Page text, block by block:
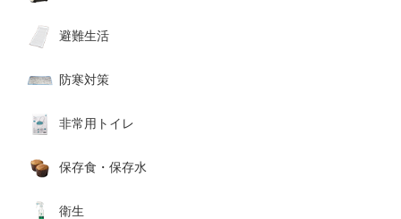
避難生活
防寒対策
非常用トイレ
保存食・保存水
衛生